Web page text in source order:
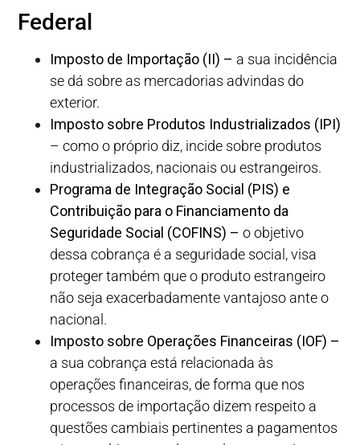
Federal
Imposto de Importação (II) – a sua incidência
se dá sobre as mercadorias advindas do
exterior.
Imposto sobre Produtos Industrializados (IPI)
– como o próprio diz, incide sobre produtos
industrializados, nacionais ou estrangeiros.
Programa de Integração Social (PIS) e
Contribuição para o Financiamento da
Seguridade Social (COFINS) – o objetivo
dessa cobrança é a seguridade social, visa
proteger também que o produto estrangeiro
não seja exacerbadamente vantajoso ante o
nacional.
Imposto sobre Operações Financeiras (IOF) –
a sua cobrança está relacionada às
operações financeiras, de forma que nos
processos de importação dizem respeito a
questões cambiais pertinentes a pagamentos